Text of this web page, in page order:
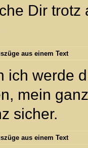
Dir
aus einem Text
ich werde
mein
sicher.
aus einem Text